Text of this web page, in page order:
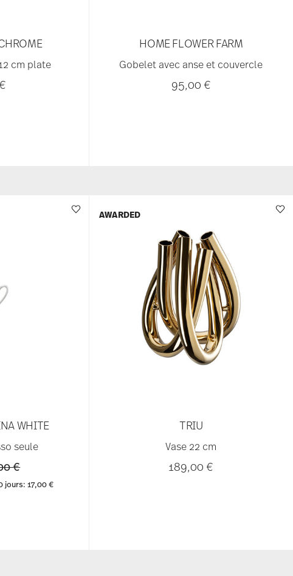
cm plate
HOME FLOWER FARM
Gobelet avec anse et couvercle
95,00 €
WHITE
seule
reduced from
€to
jours: 17,00 €
TRIU
Vase 22 cm
189,00 €
AWARDED